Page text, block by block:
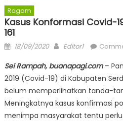
Ragam
Kasus Konformasi Covid-
161
Posted
18/09/2020 Author
Editor1
Sei Rampah, buanapagi.com–
2019 (Covid-19) di Kabupaten
belum memperlihatkan tanda-
Meningkatnya kasus konfirmasi
menimpa masyarakat tentu